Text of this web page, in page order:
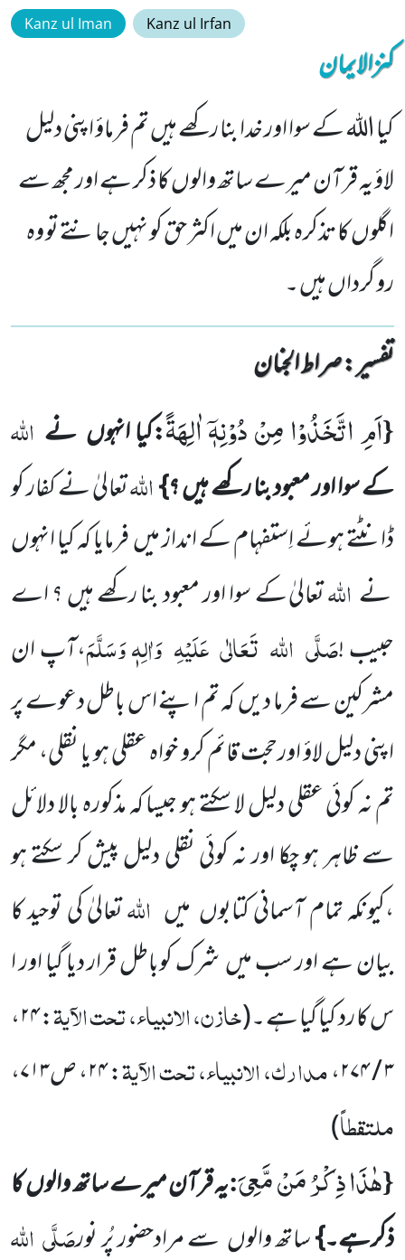
Kanz ul Iman Kanz ul Irfan
کنزالایمان
کیا اللہ کے سوا اور خدا بنا رکھے ہیں تم فرماؤ اپنی دلیل
لاؤ یہ قرآن میرے ساتھ والوں کا ذکر ہے اور مجھ سے
اگلوں کا تذکرہ بلکہ ان میں اکثر حق کو نہیں جانتے تو وہ
رو گرداں ہیں ۔
تفسیر : ‎صراط الجنان
{اَمِ اتَّخَذُوْا مِنْ دُوْنِهٖۤ اٰلِهَةً:کیا انہوں نے اللہ
کے سوا اور معبود بنا رکھے ہیں ؟}اللہتعالیٰ نے کفار کو
ڈانٹتے ہوئے اِستفہام کے انداز میںفرمایا کہ کیا انہوں
نے اللہتعالیٰ کے سوا اور معبود بنا رکھے ہیں ؟ اے
حبیب !صَلَّی اللہ تَعَالٰی عَلَیْہِ وَاٰلِہٖ وَسَلَّمَ،آپ ان
مشرکین سے فرما دیںکہ تم اپنے اس باطل دعوے پر
اپنی دلیل لاؤ اورحجت قائم کرو خواہ عقلی ہو یا نقلی، مگر
تمنہ کوئی عقلی دلیل لا سکتے ہو جیسا کہ مذکورہ بالا دلائل
سے ظاہر ہو چکا اور نہ کوئی نقلی دلیل پیش کر سکتے ہو
،کیونکہ تمام آسمانی کتابوں میں اللہتعالیٰ کی توحید کا
بیان ہے اور سب میںشرک کوباطل قرار دیا گیا اور ا
س کا رد کیا گیا ہے ۔(خازن، الانبیاء، تحت الآیۃ
: ۲۴،
۳ / ۲۷۴،
مدارک، الانبیاء، تحت الآیۃ: ۲۴، ص۷۱۳،
ملتقطاً)
{هٰذَا ذِكْرُ مَنْ مَّعِیَ:یہ قرآن میرے ساتھ والوںکا
ذکرہے۔}ساتھ والوں سے مرادحضور پُر نورصَلَّی اللہ